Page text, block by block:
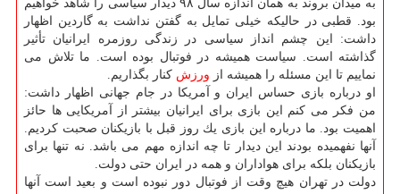
به میدان بروند به همان اندازه سال ۹۸ دیدار سیاسی را شاهد خواهیم
بود. قطبی در حالیكه خیلی تمایل به گفتن نداشت به گاردین اظهار
داشت: این چشم انداز سیاسی در زندگی روزمره ایرانیان تأثیر
گذاشته است. سیاست همیشه در فوتبال بوده است. ما تلاش می
نماییم تا این مسئله را همیشه از ورزش كنار بگذاریم.
او درباره بازی حساس ایران و آمریكا در جام جهانی اظهار داشت:
من فكر می كنم این بازی برای ایرانیان بیشتر از آمریكایی ها حائز
اهمیت بود. ما درباره این بازی یك روز قبل با بازیكنان صحبت كردیم.
آنها نفهمیده بودند این دیدار تا چه اندازه مهم می باشد. نه تنها برای
بازیكنان بلكه برای هواداران و همه در ایران حتی دولت.
دولت در تهران هیچ وقت از فوتبال دور نبوده است و بعید است آنها